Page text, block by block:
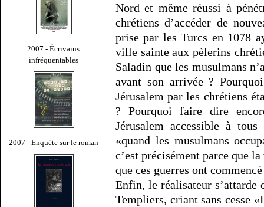
2007 - Écrivains
infréquentables
2007 - Enquête sur le roman
Nord et même réussi à
chrétiens d’accéder de
prise par les Turcs en 1078
ville sainte aux pèlerins
Saladin que les musulmans
avant son arrivée ?
Jérusalem par les chrétiens
? Pourquoi faire dire
Jérusalem accessible à
«quand les musulmans
c’est précisément parce que
que ces guerres ont commencé
Enfin, le réalisateur s’attarde
Templiers, criant sans cesse